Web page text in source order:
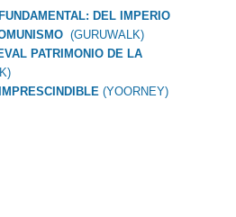
DEL IMPERIO
(GURUWALK)
PATRIMONIO DE LA
(YOORNEY)